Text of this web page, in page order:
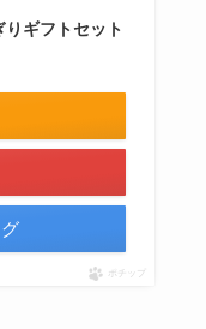
ギフトセット
ポチップ